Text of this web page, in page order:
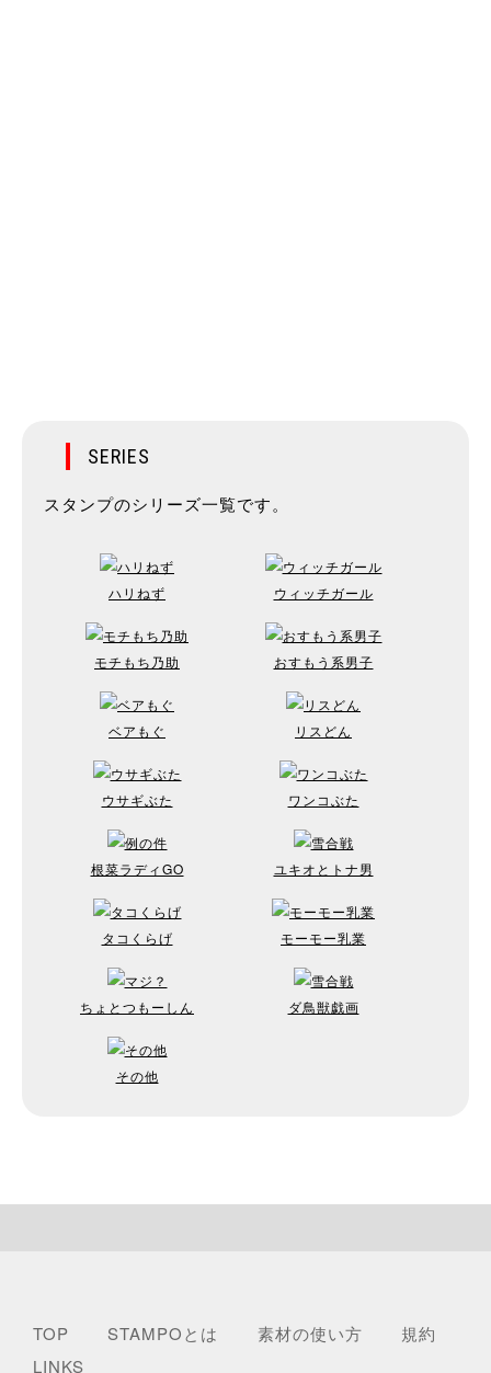
SERIES
スタンプのシリーズ一覧です。
ハリねず ウィッチガール
モチもち乃助 おすもう系男子
ベアもぐ リスどん
ウサギぶた ワンコぶた
根菜ラディGO ユキオとトナ男
タコくらげ モーモー乳業
ちょとつもーしん ダ鳥獣戯画
その他
TOP STAMPOとは 素材の使い方
規約
LINKS